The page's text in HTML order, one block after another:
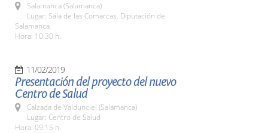
Salamanca (Salamanca)
Lugar: Sala de las Comarcas. Diputación de
Salamanca
Hora: 10:30 h.
11/02/2019
Presentación del proyecto del nuevo
Centro de Salud
Calzada de Valdunciel (Salamanca)
Lugar: Centro de Salud
Hora: 09:15 h.